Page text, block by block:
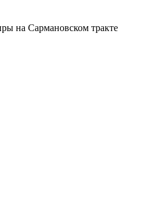
на Сармановском тракте